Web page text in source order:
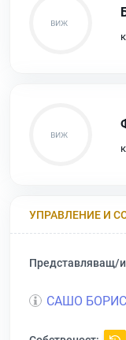
УПРАВЛЕНИЕ И
Представляващ/
САШО